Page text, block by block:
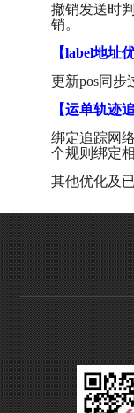
撤销发送时
销。
【label地址
更新pos同步
【运单轨迹
绑定追踪网
个规则绑定
其他优化及